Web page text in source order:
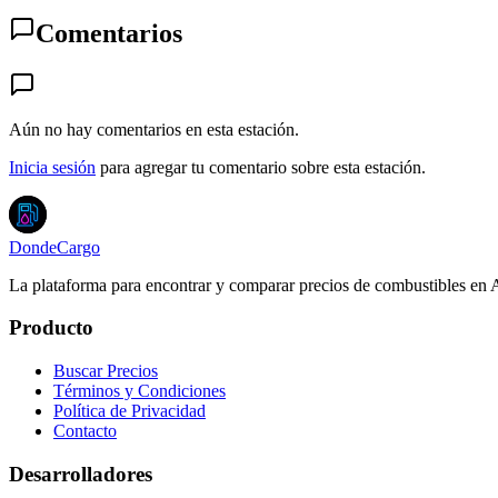
Comentarios
Aún no hay comentarios en esta estación.
Inicia sesión para agregar tu comentario sobre esta estación.
DondeCargo
La plataforma para encontrar y comparar precios de combustibles en
Producto
Buscar Precios
Términos y Condiciones
Política de Privacidad
Contacto
Desarrolladores